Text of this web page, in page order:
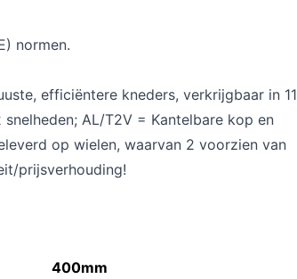
normen.
efficiëntere kneders, verkrijgbaar in 11
AL/T2V = Kantelbare kop en
op wielen, waarvan 2 voorzien van
prijsverhouding!
400mm